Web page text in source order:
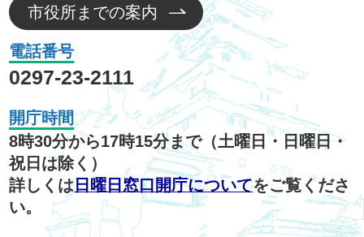
市役所までの案内
電話番号
0297-23-2111
開庁時間
8時30分から17時15分まで（土曜日・日曜日・
祝日は除く）
詳しくは 日曜日窓口開庁についてをご覧くださ
い。